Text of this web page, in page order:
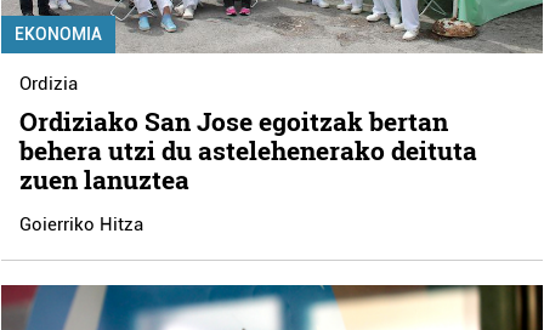
EKONOMIA
Ordizia
Ordiziako San Jose egoitzak bertan
behera utzi du astelehenerako deituta
zuen lanuztea
Goierriko Hitza